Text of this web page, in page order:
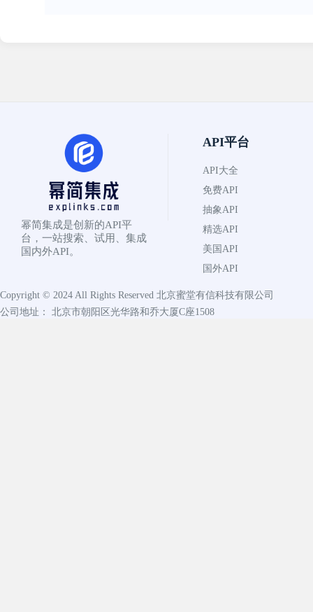
幂简集成是创新的API平
台，一站搜索、试用、集成
国内外API。
API平台
API大全
免费API
抽象API
精选API
美国API
国外API
Copyright © 2024 All Rights Reserved 北京蜜堂有信科技有限公司
公司地址： 北京市朝阳区光华路和乔大厦C座1508